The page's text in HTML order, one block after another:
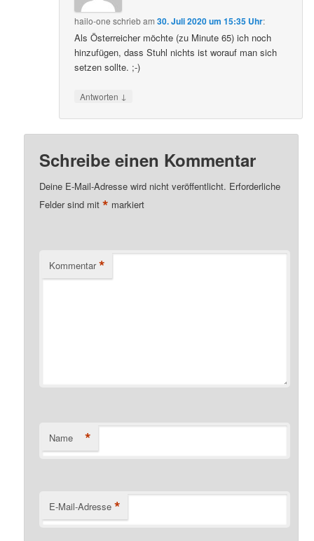
hailo-one schriebam30. Juli 2020 um 15:35 Uhr:
Als Österreicher möchte (zu Minute 65) ich noch
hinzufügen, dass Stuhl nichts ist worauf man sich
setzen sollte. ;-)
Antworten ↓
Schreibe einen Kommentar
Deine E-Mail-Adresse wird nicht veröffentlicht. Erforderliche
Felder sind mit* markiert
Kommentar *
Name *
E-Mail-Adresse *